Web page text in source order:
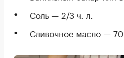
Соль — 2/3 ч. л.
Сливочное масло —